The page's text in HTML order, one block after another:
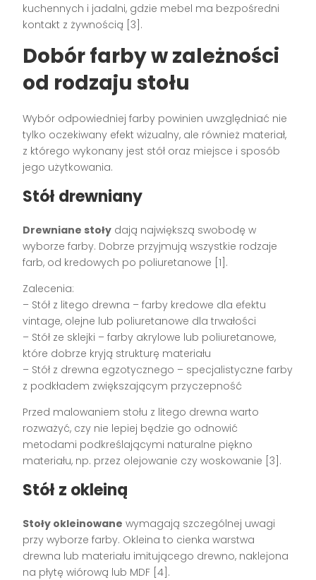
kuchennych i jadalni, gdzie mebel ma bezpośredni
kontakt z żywnością [3].
Dobór farby w zależności
od rodzaju stołu
Wybór odpowiedniej farby powinien uwzględniać nie
tylko oczekiwany efekt wizualny, ale również materiał,
z którego wykonany jest stół oraz miejsce i sposób
jego użytkowania.
Stół drewniany
Drewniane stoły dają największą swobodę w
wyborze farby. Dobrze przyjmują wszystkie rodzaje
farb, od kredowych po poliuretanowe [1].
Zalecenia:
– Stół z litego drewna – farby kredowe dla efektu
vintage, olejne lub poliuretanowe dla trwałości
– Stół ze sklejki – farby akrylowe lub poliuretanowe,
które dobrze kryją strukturę materiału
– Stół z drewna egzotycznego – specjalistyczne farby
z podkładem zwiększającym przyczepność
Przed malowaniem stołu z litego drewna warto
rozważyć, czy nie lepiej będzie go odnowić
metodami podkreślającymi naturalne piękno
materiału, np. przez olejowanie czy woskowanie [3].
Stół z okleiną
Stoły okleinowane wymagają szczególnej uwagi
przy wyborze farby. Okleina to cienka warstwa
drewna lub materiału imitującego drewno, naklejona
na płytę wiórową lub MDF [4].